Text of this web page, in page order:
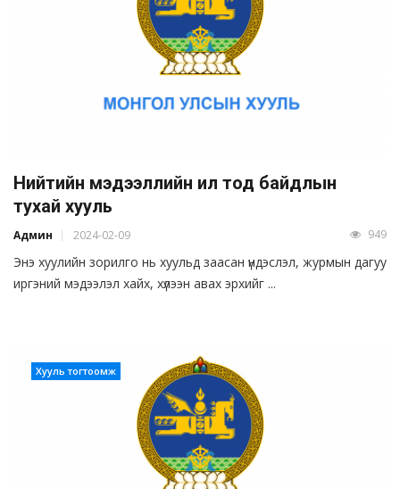
Нийтийн мэдээллийн ил тод байдлын
тухай хууль
Админ 2024-02-09 949
Энэ хуулийн зорилго нь хуульд заасан үндэслэл, журмын дагуу
иргэний мэдээлэл хайх, хүлээн авах эрхийг ...
Хууль тогтоомж